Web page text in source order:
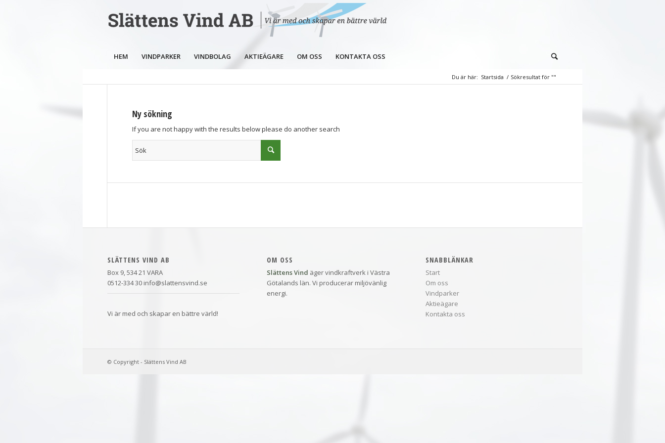
HEM VINDPARKER VINDBOLAG AKTIEÄGARE OM OSS KONTAKTA OSS
Du är här: Startsida / Sökresultat för ""
Ny sökning
If you are not happy with the results below please do another search
SLÄTTENS VIND AB
Box 9, 534 21 VARA
0512-334 30 info@slattensvind.se
Vi är med och skapar en bättre värld!
OM OSS
Slättens Vind äger vindkraftverk i Västra
Götalands län. Vi producerar miljövänlig
energi.
SNABBLÄNKAR
Start
Om oss
Vindparker
Aktieägare
Kontakta oss
© Copyright - Slättens Vind AB